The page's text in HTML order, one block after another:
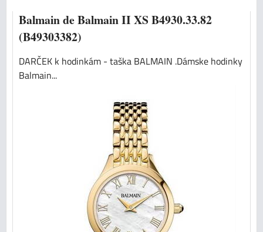
Balmain de Balmain II XS B4930.33.82
(B49303382)
DARČEK k hodinkám - taška BALMAIN .Dámske hodinky
Balmain...